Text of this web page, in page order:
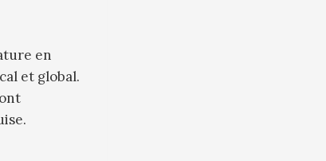
en
et global.